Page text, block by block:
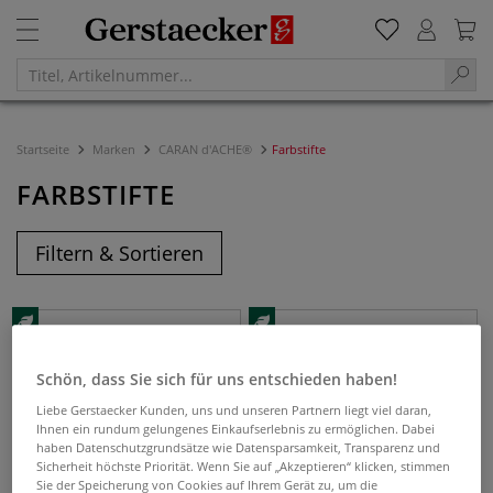
Startseite Marken CARAN d'ACHE® Farbstifte
FARBSTIFTE
Filtern & Sortieren
Schön, dass Sie sich für uns entschieden haben!
Liebe Gerstaecker Kunden, uns und unseren Partnern liegt viel daran,
Ihnen ein rundum gelungenes Einkaufserlebnis zu ermöglichen. Dabei
haben Datenschutzgrundsätze wie Datensparsamkeit, Transparenz und
Sicherheit höchste Priorität. Wenn Sie auf „Akzeptieren“ klicken, stimmen
Sie der Speicherung von Cookies auf Ihrem Gerät zu, um die